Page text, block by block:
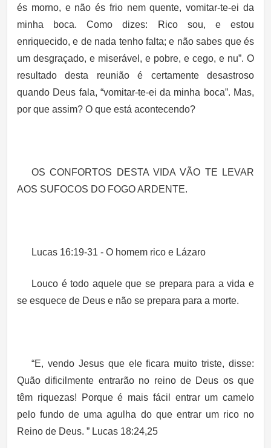
és morno, e não és frio nem quente, vomitar-te-ei da
minha boca. Como dizes: Rico sou, e estou
enriquecido, e de nada tenho falta; e não sabes que és
um desgraçado, e miserável, e pobre, e cego, e nu”. O
resultado desta reunião é certamente desastroso
quando Deus fala, “vomitar-te-ei da minha boca”. Mas,
por que assim? O que está acontecendo?
OS CONFORTOS DESTA VIDA VÃO TE LEVAR
AOS SUFOCOS DO FOGO ARDENTE.
Lucas 16:19-31 - O homem rico e Lázaro
Louco é todo aquele que se prepara para a vida e
se esquece de Deus e não se prepara para a morte.
“E, vendo Jesus que ele ficara muito triste, disse:
Quão dificilmente entrarão no reino de Deus os que
têm riquezas! Porque é mais fácil entrar um camelo
pelo fundo de uma agulha do que entrar um rico no
Reino de Deus. ” Lucas 18:24,25